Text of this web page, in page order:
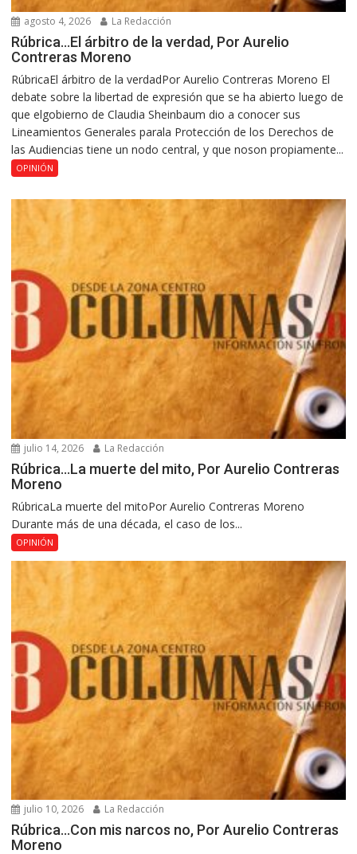
agosto 4, 2026 La Redacción
Rúbrica…El árbitro de la verdad, Por Aurelio
Contreras Moreno
RúbricaEl árbitro de la verdadPor Aurelio Contreras Moreno El
debate sobre la libertad de expresión que se ha abierto luego de
que elgobierno de Claudia Sheinbaum dio a conocer sus
Lineamientos Generales parala Protección de los Derechos de
las Audiencias tiene un nodo central, y que noson propiamente...
OPINIÓN
julio 14, 2026 La Redacción
Rúbrica…La muerte del mito, Por Aurelio Contreras
Moreno
RúbricaLa muerte del mitoPor Aurelio Contreras Moreno
Durante más de una década, el caso de los...
OPINIÓN
julio 10, 2026 La Redacción
Rúbrica…Con mis narcos no, Por Aurelio Contreras
Moreno